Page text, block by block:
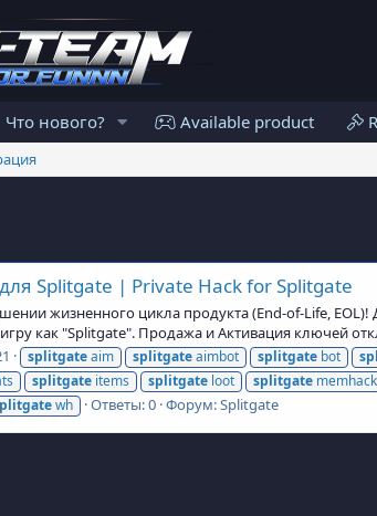
Что нового? Available product
Splitgate | Private Hack for Splitgate
жизненного цикла продукта (End-of-Life,
как "Splitgate". Продажа и Активация ключей
splitgateaim splitgateaimbot splitgate bot
splitgate items splitgate loot splitgate memhack
wh Ответы: 0 Форум:Splitgate